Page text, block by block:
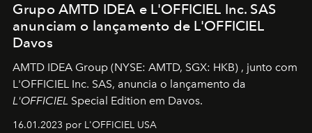
Grupo AMTD IDEA e L'OFFICIEL Inc. SAS
anunciam o lançamento de L'OFFICIEL
Davos
AMTD IDEA Group (NYSE: AMTD, SGX: HKB) , junto com
L'OFFICIEL Inc. SAS, anuncia o lançamento da
L'OFFICIEL Special Edition em Davos.
16.01.2023 por L'OFFICIEL USA